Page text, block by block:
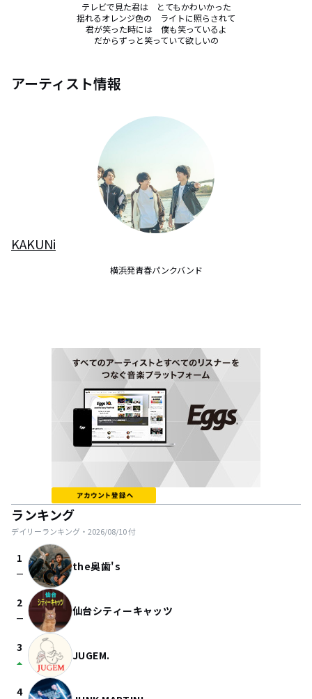
テレビで見た君は　とてもかわいかった
揺れるオレンジ色の　ライトに照らされて
君が笑った時には　僕も笑っているよ
だからずっと笑っていて欲しいの
アーティスト情報
KAKUNi
横浜発青春パンクバンド
ランキング
デイリーランキング・ 2026/08/10付
1
check_indeterminate_small the奥歯's
2
check_indeterminate_small 仙台シティーキャッツ
3
arrow_drop_up JUGEM.
4